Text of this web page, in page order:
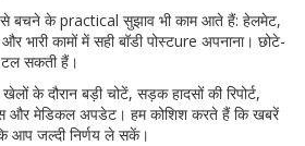
से बचने के practical सुझाव भी काम आते हैं: हेलमेट,
भारी कामों में सही बॉडी पोस्टure अपनाना। छोटे-
टल सकती हैं।
के दौरान बड़ी चोटें, सड़क हादसों की रिपोर्ट,
और मेडिकल अपडेट। हम कोशिश करते हैं कि खबरें
आप जल्दी निर्णय ले सकें।